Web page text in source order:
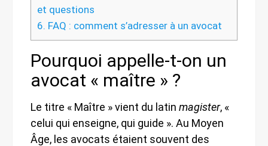
et questions
6. FAQ : comment s’adresser à un avocat
Pourquoi appelle-t-on un
avocat « maître » ?
Le titre « Maître » vient du latin magister, «
celui qui enseigne, qui guide ». Au Moyen
Âge, les avocats étaient souvent des